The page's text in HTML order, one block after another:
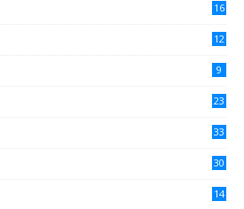
16
12
9
23
33
30
14